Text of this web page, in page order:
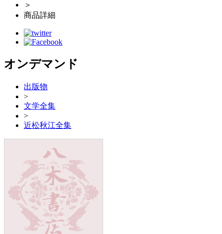
＞
商品詳細
オンデマンド
出版物
>
文学全集
>
近松秋江全集